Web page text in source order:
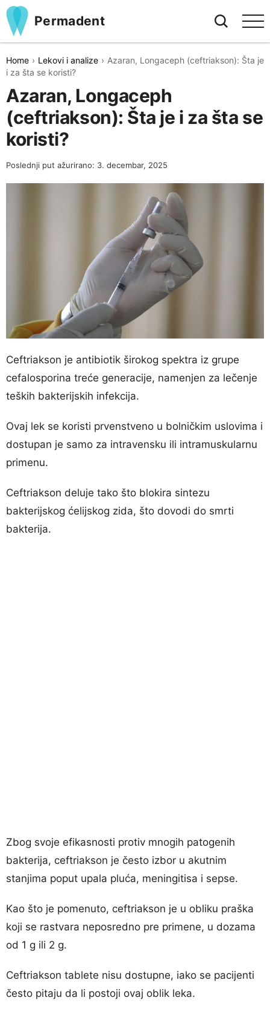
Permadent
Home Lekovi i analize
Azaran, Longaceph (ceftriakson): Šta je
i za šta se koristi?
Azaran, Longaceph
(ceftriakson): Šta je i za šta se
koristi?
Poslednji put ažurirano: 3. decembar, 2025
Ceftriakson je antibiotik širokog spektra iz grupe
cefalosporina treće generacije, namenjen za lečenje
teških bakterijskih infekcija.
Ovaj lek se koristi prvenstveno u bolničkim uslovima i
dostupan je samo za intravensku ili intramuskularnu
primenu.
Ceftriakson deluje tako što blokira sintezu
bakterijskog ćelijskog zida, što dovodi do smrti
bakterija.
Zbog svoje efikasnosti protiv mnogih patogenih
bakterija, ceftriakson je često izbor u akutnim
stanjima poput upala pluća, meningitisa i sepse.
Kao što je pomenuto, ceftriakson je u obliku praška
koji se rastvara neposredno pre primene, u dozama
od 1 g ili 2 g.
Ceftriakson tablete nisu dostupne, iako se pacijenti
često pitaju da li postoji ovaj oblik leka.